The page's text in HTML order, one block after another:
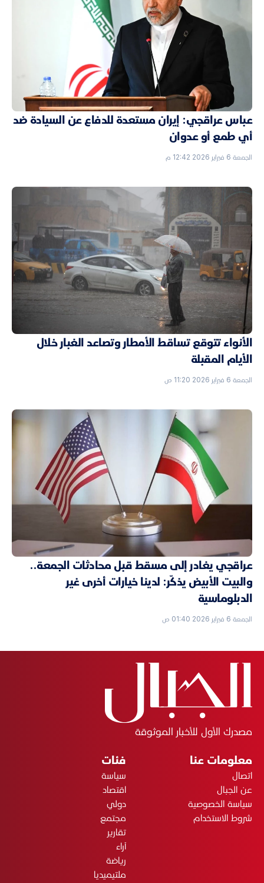
عباس عراقجي: إيران مستعدة للدفاع عن السيادة ضد
أي طمع أو عدوان
الجمعة 6 فبراير 2026 12:42 م
الأنواء تتوقع تساقط الأمطار وتصاعد الغبار خلال
الأيام المقبلة
الجمعة 6 فبراير 2026 11:20 ص
عراقجي يغادر إلى مسقط قبل محادثات الجمعة..
والبيت الأبيض يذكّر: لدينا خيارات أخرى غير
الدبلوماسية
الجمعة 6 فبراير 2026 01:40 ص
مصدرك الأول للأخبار الموثوقة
معلومات عنا
اتصال
عن الجبال
سياسة الخصوصية
شروط الاستخدام
فئات
سياسة
اقتصاد
دولي
مجتمع
تقارير
آراء
رياضة
ملتيميديا